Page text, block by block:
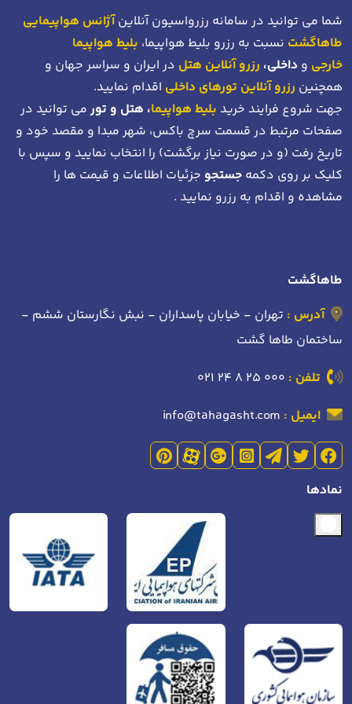
شما می توانید در سامانه رزرواسیون آنلاینآژانس هواپیمایی
طاهاگشت نسبت به رزرو بلیط هواپیما، بلیط هواپیما
خارجی و داخلی، رزرو آنلاین هتل در ایران و سراسر جهان و
همچنین رزرو آنلاین تورهای داخلی اقدام نمایید.
جهت شروع فرایند خرید بلیط هواپیما، هتل و تورمی توانید در
صفحات مرتبط در قسمت سرچ باکس، شهر مبدا و مقصد خود و
تاریخ رفت (و در صورت نیاز برگشت) را انتخاب نمایید و سپس با
کلیک بر روی دکمه جستجو جزئیات اطلاعات و قیمت ها را
مشاهده و اقدام به رزرو نمایید .
طاهاگشت
آدرس : تهران - خیابان پاسداران - نبش نگارستان ششم -
ساختمان طاها گشت
تلفن : 021 24 8 25 000
ایمیل : info@tahagasht.com
نمادها